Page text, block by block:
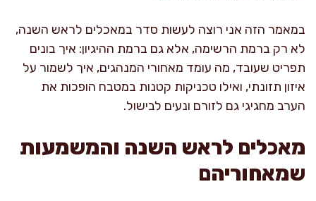
במאמר הזה אני רוצה לעשות סדר במאכלים לראש השנה,
לא רק ברמת הרשימה, אלא גם ברמת ההיגיון: איך בונים
תפריט שעובד, מה עומד מאחורי המנהגים, איך לשמור על
איזון תזונתי, ואילו טכניקות קטנות במטבח הופכות את
הערב מחגיגי גם לזורם ונעים לבישול.
מאכלים לראש השנה והמשמעות
שמאחוריהם